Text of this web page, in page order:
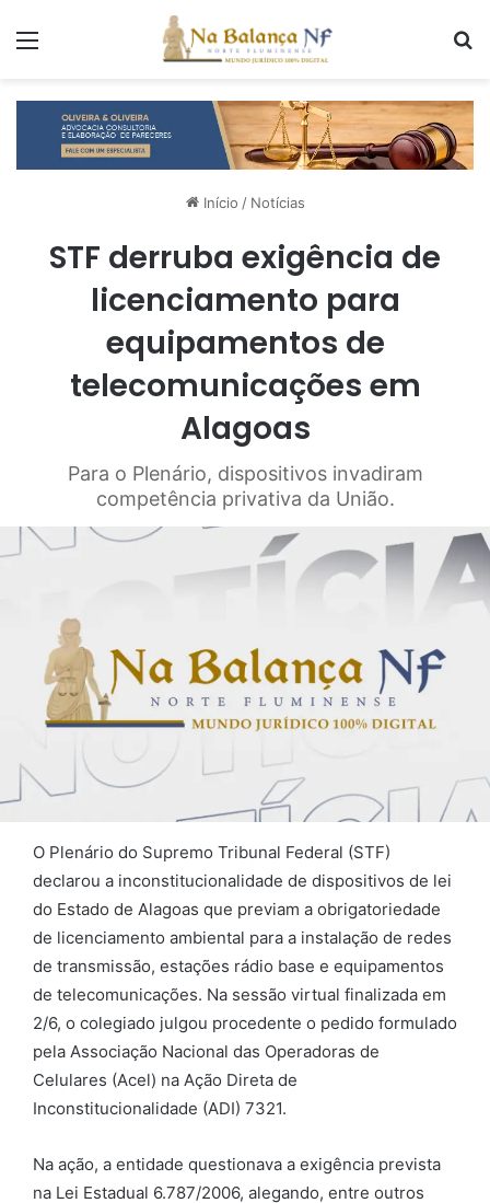
Início / Notícias
STF derruba exigência de
licenciamento para
equipamentos de
telecomunicações em
Alagoas
Para o Plenário, dispositivos invadiram
competência privativa da União.
O Plenário do Supremo Tribunal Federal (STF)
declarou a inconstitucionalidade de dispositivos de lei
do Estado de Alagoas que previam a obrigatoriedade
de licenciamento ambiental para a instalação de redes
de transmissão, estações rádio base e equipamentos
de telecomunicações. Na sessão virtual finalizada em
2/6, o colegiado julgou procedente o pedido formulado
pela Associação Nacional das Operadoras de
Celulares (Acel) na Ação Direta de
Inconstitucionalidade (ADI) 7321.
Na ação, a entidade questionava a exigência prevista
na Lei Estadual 6.787/2006, alegando, entre outros